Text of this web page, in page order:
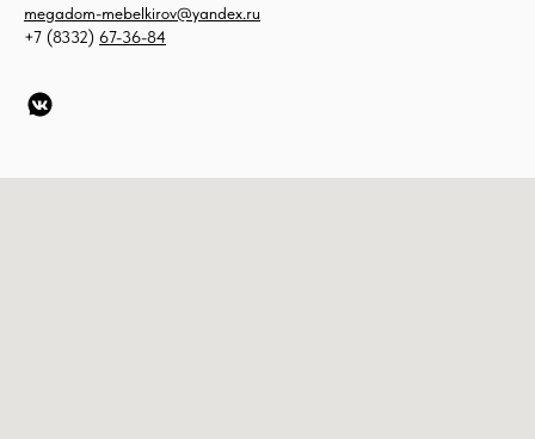
megadom-mebelkirov@yandex.ru
+7 (8332) 67-36-84